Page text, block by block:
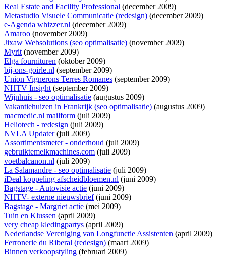
Real Estate and Facility Professional (december 2009)
Metastudio Visuele Communicatie (redesign) (december 2009)
e-Agenda whizzer.nl (december 2009)
Amaroo (november 2009)
Jixaw Websolutions (seo optimalisatie) (november 2009)
Myrit(november 2009)
Elga fournituren (oktober 2009)
bij-ons-goirle.nl (september 2009)
Union Vignerons Terres Romanes (september 2009)
NHTV Insight(september 2009)
Wijnhuis - seo optimalisatie (augustus 2009)
Vakantiehuizen in Frankrijk (seo optimalisatie) (augustus 2009)
macmedic.nl mailform (juli 2009)
Heliotech - redesign (juli 2009)
NVLA Updater(juli 2009)
Assortimentsmeter - onderhoud (juli 2009)
gebruiktemelkmachines.com (juli 2009)
voetbalcanon.nl (juli 2009)
La Salamandre - seo optimalisatie (juli 2009)
iDeal koppeling afscheidbloemen.nl (juni 2009)
Bagstage - Autovisie actie (juni 2009)
NHTV- externe nieuwsbrief(juni 2009)
Bagstage - Margriet actie (mei 2009)
Tuin en Klussen (april 2009)
very cheap kledingpartys (april 2009)
Nederlandse Vereniging van Longfunctie Assistenten (april 2009)
Ferronerie du Riberal (redesign) (maart 2009)
Binnen verkoopstyling (februari 2009)